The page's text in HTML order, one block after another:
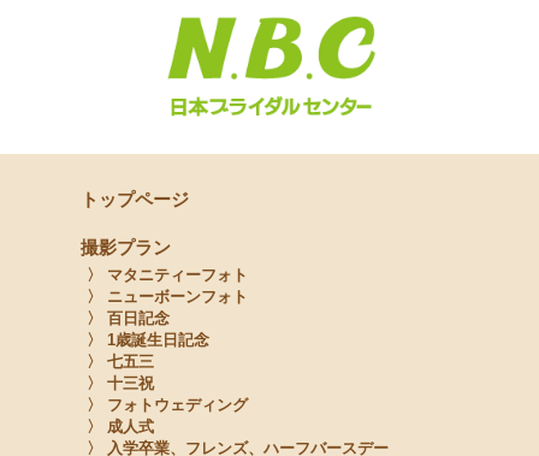
トップページ
撮影プラン
〉 マタニティーフォト
〉 ニューボーンフォト
〉 百日記念
〉 1歳誕生日記念
〉 七五三
〉 十三祝
〉 フォトウェディング
〉 成人式
〉 入学卒業、フレンズ、ハーフバースデー